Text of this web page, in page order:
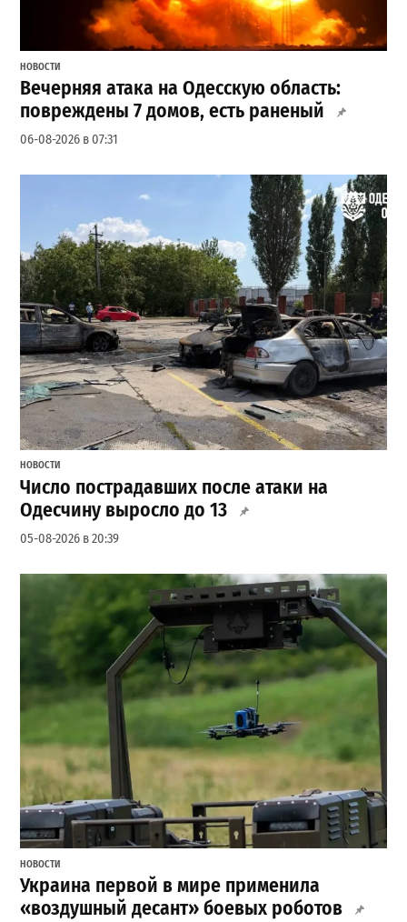
НОВОСТИ
Вечерняя атака на Одесскую область:
повреждены 7 домов, есть раненый
06-08-2026 в 07:31
НОВОСТИ
Число пострадавших после атаки на
Одесчину выросло до 13
05-08-2026 в 20:39
НОВОСТИ
Украина первой в мире применила
«воздушный десант» боевых роботов